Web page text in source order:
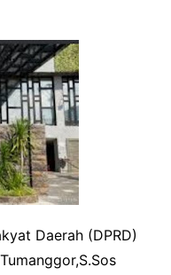
Daerah (DPRD)